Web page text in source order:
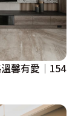
溫馨有愛│154